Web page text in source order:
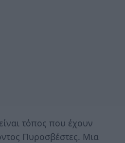
τόπος που έχουν
Πυροσβέστες. Μια